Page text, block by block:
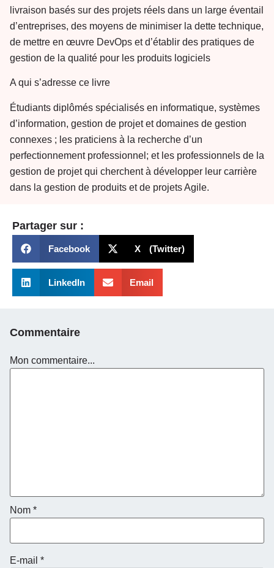
livraison basés sur des projets réels dans un large éventail
d’entreprises, des moyens de minimiser la dette technique,
de mettre en œuvre DevOps et d’établir des pratiques de
gestion de la qualité pour les produits logiciels
A qui s’adresse ce livre
Étudiants diplômés spécialisés en informatique, systèmes
d’information, gestion de projet et domaines de gestion
connexes ; les praticiens à la recherche d’un
perfectionnement professionnel; et les professionnels de la
gestion de projet qui cherchent à développer leur carrière
dans la gestion de produits et de projets Agile.
Partager sur :
Facebook X (Twitter)
LinkedIn Email
Commentaire
Mon commentaire...
Nom *
E-mail *